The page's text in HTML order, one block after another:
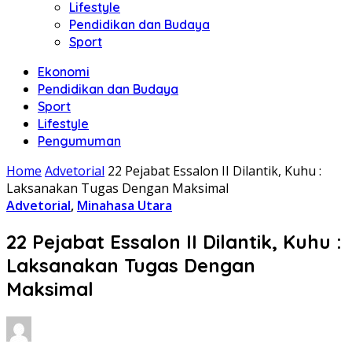
Lifestyle
Pendidikan dan Budaya
Sport
Ekonomi
Pendidikan dan Budaya
Sport
Lifestyle
Pengumuman
Home Advetorial 22 Pejabat Essalon II Dilantik, Kuhu :
Laksanakan Tugas Dengan Maksimal
Advetorial, Minahasa Utara
22 Pejabat Essalon II Dilantik, Kuhu :
Laksanakan Tugas Dengan
Maksimal